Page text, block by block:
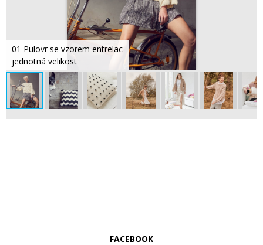
01 Pulovr se vzorem entrelac
jednotná velikost
FACEBOOK